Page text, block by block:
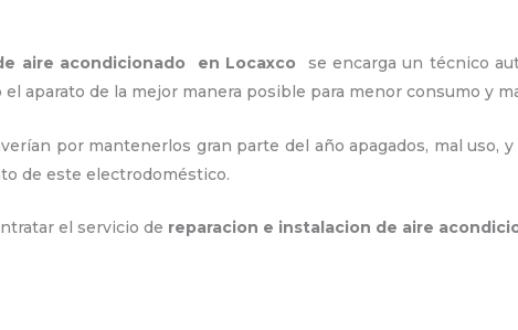
aire acondicionado en Locaxco
se encarga un técnico
aparato de la mejor manera posible para menor consumo y
por mantenerlos gran parte del año apagados, mal uso,
de este electrodoméstico.
el servicio de reparacion e instalacion de aire